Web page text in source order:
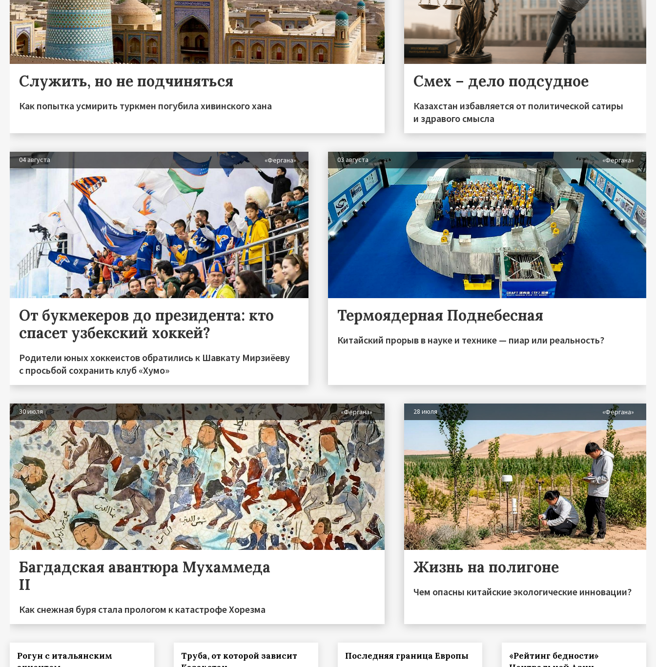
Служить, но не подчиняться
Как попытка усмирить туркмен погубила хивинского хана
Смех – дело подсудное
Казахстан избавляется от политической сатиры
и здравого смысла
04 августа «Фергана»
От букмекеров до президента: кто
спасет узбекский хоккей?
Родители юных хоккеистов обратились к Шавкату Мирзиёеву
с просьбой сохранить клуб «Хумо»
03 августа «Фергана»
Термоядерная Поднебесная
Китайский прорыв в науке и технике — пиар или реальность?
30 июля «Фергана»
Багдадская авантюра Мухаммеда
II
Как снежная буря стала прологом к катастрофе Хорезма
28 июля «Фергана»
Жизнь на полигоне
Чем опасны китайские экологические инновации?
Рогун с итальянским
Труба, от которой зависит
Последняя граница Европы
«Рейтинг бедности»